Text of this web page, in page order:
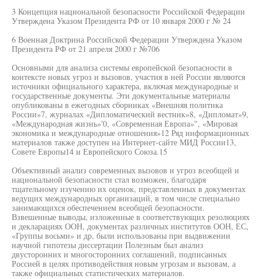
3 Концепция национальной безопасности Российской Федерации
Утверждена Указом Президента РФ от 10 января 2000 г № 24
6 Военная Доктрина Российской Федерации Утверждена Указом
Президента РФ от 21 апреля 2000 г №706
Основными для анализа системы европейской безопасности в
контексте новых угроз и вызовов, участия в ней России являются
источники официального характера, включая международные и
государственные документы. Эти документальные материалы
опубликованы в ежегодных сборниках «Внешняя политика
России»7, журналах «Дипломатический вестник»8, «Дипломат»9,
«Международная жизнь»'0, «Современная Европа»", «Мировая
экономика и международные отношения»12 Ряд информационных
материалов также доступен на Интернет-сайте МИД России13,
Совете Европы14 и Европейского Союза.15
Объективный анализ современных вызовов и угроз всеобщей и
национальной безопасности стал возможен, благодаря
тщательному изучению их оценок, представленных в документах
ведущих международных организаций, в том числе специально
занимающихся обеспечением всеобщей безопасности.
Взвешенные выводы, изложенные в соответствующих резолюциях
и декларациях ООН, документах различных институтов ООН, ЕС,
«Группы восьми» и др, были использованы при выдвижении
научной гипотезы диссертации Полезным был анализ
двусторонних и многосторонних соглашений, подписанных
Россией в целях противодействия новым угрозам и вызовам, а
также официальных статистических материалов.